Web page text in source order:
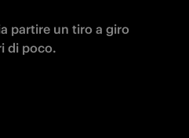
partire un tiro a giro
di poco.